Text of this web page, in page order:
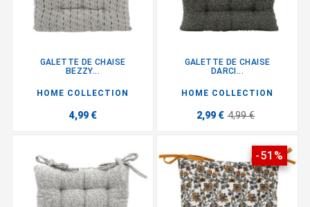
GALETTE DE CHAISE
BEZZY...
HOME COLLECTION
4,99 €
GALETTE DE CHAISE
DARCI...
HOME COLLECTION
2,99 € 4,99 €
-51%